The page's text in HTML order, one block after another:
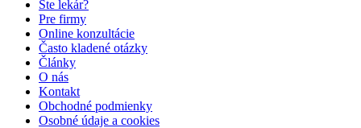
Ste lekár?
Pre firmy
Online konzultácie
Často kladené otázky
Články
O nás
Kontakt
Obchodné podmienky
Osobné údaje a cookies